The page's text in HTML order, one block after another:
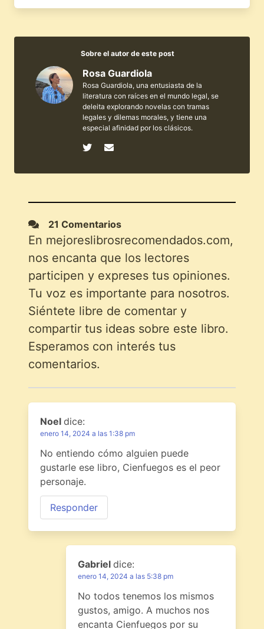
Sobre el autor de este post
Rosa Guardiola
Rosa Guardiola, una entusiasta de la
literatura con raíces en el mundo legal, se
deleita explorando novelas con tramas
legales y dilemas morales, y tiene una
especial afinidad por los clásicos.
21 Comentarios
En mejoreslibrosrecomendados.com,
nos encanta que los lectores
participen y expreses tus opiniones.
Tu voz es importante para nosotros.
Siéntete libre de comentar y
compartir tus ideas sobre este libro.
Esperamos con interés tus
comentarios.
Noel dice:
enero 14, 2024 a las 1:38 pm
No entiendo cómo alguien puede
gustarle ese libro, Cienfuegos es el peor
personaje.
Responder
Gabriel dice:
enero 14, 2024 a las 5:38 pm
No todos tenemos los mismos
gustos, amigo. A muchos nos
encanta Cienfuegos por su